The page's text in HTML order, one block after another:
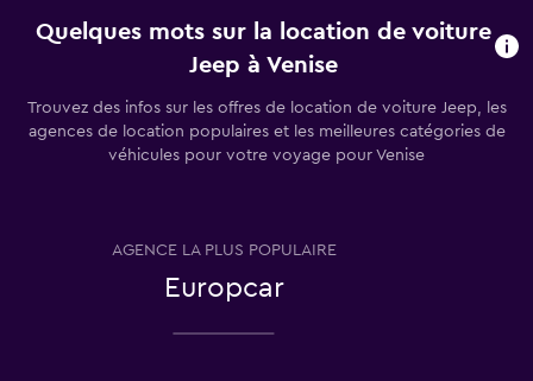
Quelques mots sur la location de voiture
Jeep à Venise
Trouvez des infos sur les offres de location de voiture Jeep, les
agences de location populaires et les meilleures catégories de
véhicules pour votre voyage pour Venise
AGENCE LA PLUS POPULAIRE
Europcar